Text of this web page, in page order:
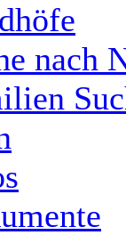
nach